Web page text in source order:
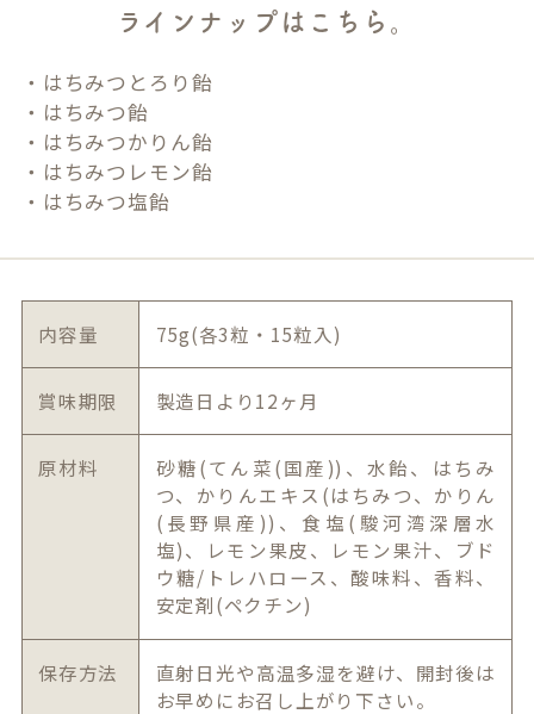
ラインナップはこちら。
・はちみつとろり飴
・はちみつ飴
・はちみつかりん飴
・はちみつレモン飴
・はちみつ塩飴
内容量 75g(各3粒・15粒入)
賞味期限 製造日より12ヶ月
原材料
砂糖(てん菜(国産))、水飴、はちみ
つ、かりんエキス(はちみつ、かりん
(長野県産))、食塩(駿河湾深層水
塩)、レモン果皮、レモン果汁、ブド
ウ糖/トレハロース、酸味料、香料、
安定剤(ペクチン)
保存方法
直射日光や高温多湿を避け、開封後は
お早めにお召し上がり下さい。